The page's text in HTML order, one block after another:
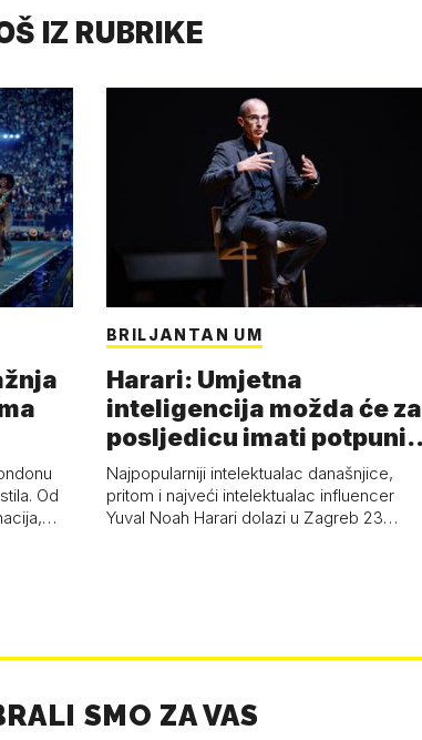
IZ RUBRIKE
Od
BRILJANTAN UM
Harari: Umjetna
inteligencija možda će za
posljedicu imati potpuni
kolaps čovje…
Najpopularniji intelektualac današnjice,
pritom i najveći intelektualac influencer
Yuval Noah Harari dolazi u Zagreb 23…